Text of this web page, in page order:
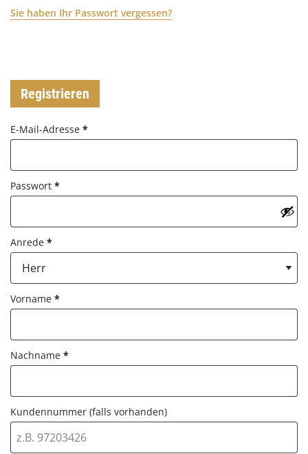
Sie haben Ihr Passwort vergessen?
Registrieren
E-Mail-Adresse *R
e
u
r
d
Passwort *R
e
u
r
d
Anrede *
Herr
Vorname *
Nachname *
Kundennummer (falls vorhanden)